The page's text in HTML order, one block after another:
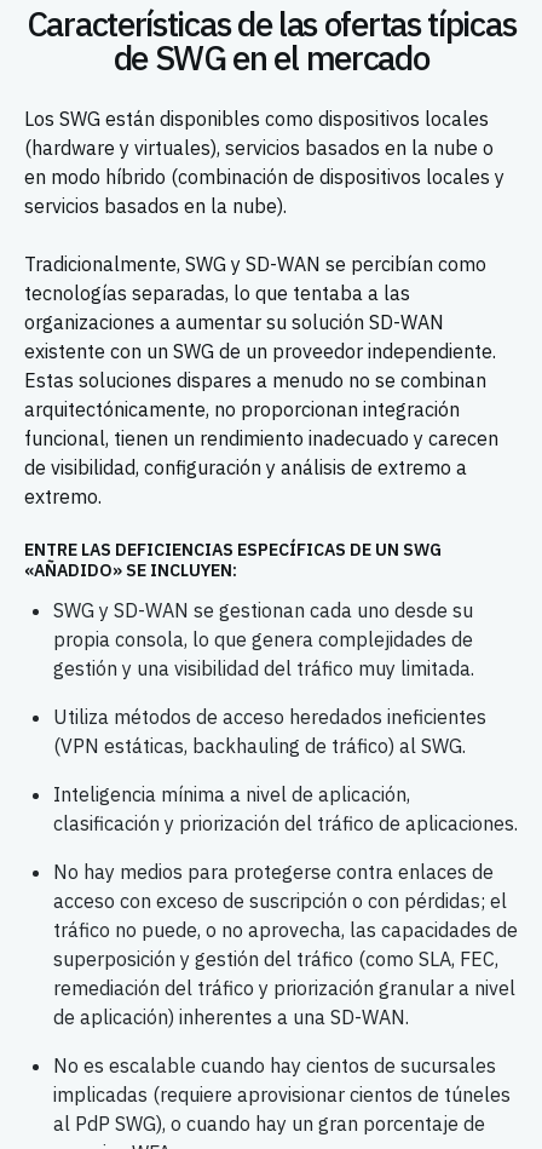
Características de las ofertas típicas
de SWG en el mercado
Los SWG están disponibles como dispositivos locales
(hardware y virtuales), servicios basados en la nube o
en modo híbrido (combinación de dispositivos locales y
servicios basados en la nube).
Tradicionalmente, SWG y SD-WAN se percibían como
tecnologías separadas, lo que tentaba a las
organizaciones a aumentar su solución SD-WAN
existente con un SWG de un proveedor independiente.
Estas soluciones dispares a menudo no se combinan
arquitectónicamente, no proporcionan integración
funcional, tienen un rendimiento inadecuado y carecen
de visibilidad, configuración y análisis de extremo a
extremo.
ENTRE LAS DEFICIENCIAS ESPECÍFICAS DE UN SWG
«AÑADIDO» SE INCLUYEN:
SWG y SD-WAN se gestionan cada uno desde su
propia consola, lo que genera complejidades de
gestión y una visibilidad del tráfico muy limitada.
Utiliza métodos de acceso heredados ineficientes
(VPN estáticas, backhauling de tráfico) al SWG.
Inteligencia mínima a nivel de aplicación,
clasificación y priorización del tráfico de aplicaciones.
No hay medios para protegerse contra enlaces de
acceso con exceso de suscripción o con pérdidas; el
tráfico no puede, o no aprovecha, las capacidades de
superposición y gestión del tráfico (como SLA, FEC,
remediación del tráfico y priorización granular a nivel
de aplicación) inherentes a una SD-WAN.
No es escalable cuando hay cientos de sucursales
implicadas (requiere aprovisionar cientos de túneles
al PdP SWG), o cuando hay un gran porcentaje de